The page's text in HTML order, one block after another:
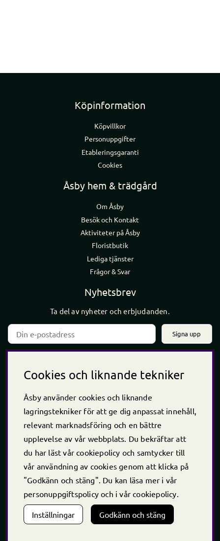
Köpinformation
Köpvillkor
Personuppgifter
Etableringsgaranti
Cookies
Åsby hem & trädgård
Om Åsby
Besök och Kontakt
Aktiviteter på Åsby
Floristbutik
Lediga tjänster
Frågor & Svar
Nyhetsbrev
Ta del av nyheter och erbjudanden.
Signa upp
Hitta hit
Åsby 7, 734 91
Hallstahammar, Sverige
Öppet årets alla dagar
Cookies och liknande tekniker
Åsby använder cookies och liknande
lagringstekniker för att ge dig anpassat innehåll,
relevant marknadsföring och en bättre
upplevelse av vår webbplats. Du bekräftar att
du har läst vår cookiepolicy och samtycker till
vår användning av cookies genom att klicka på
"Godkänn och stäng". Du kan läsa mer i vår
personuppgiftspolicy och i vårcookiepolicy.
Inställningar Godkänn och stäng